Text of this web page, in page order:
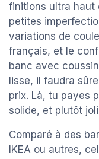
finitions ultra haut
petites
variations de
français, et le
banc avec
lisse, il faudra
prix. Là, tu payes
solide, et plutôt
Comparé à des
IKEA ou autres,